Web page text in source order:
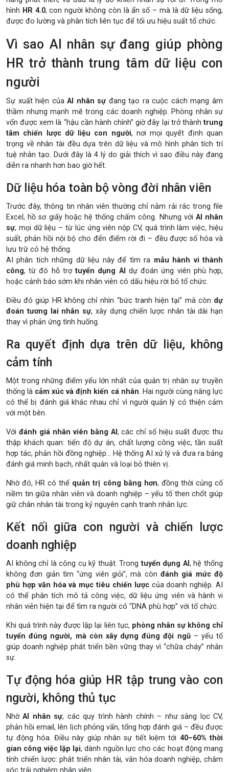
hình HR 4.0, con người không còn là ẩn số – mà là dữ liệu sống,
được đo lường và phân tích liên tục để tối ưu hiệu suất tổ chức.
Vì sao AI nhân sự đang giúp phòng
HR trở thành trung tâm dữ liệu con
người
Sự xuất hiện củaAI nhân sựđang tạo ra cuộc cách mạng âm
thầm nhưng mạnh mẽ trong các doanh nghiệp. Phòng nhân sự
vốn được xem là “hậu cần hành chính” giờ đây lại trở thànhtrung
tâm chiến lược dữ liệu con người, nơi mọi quyết định quan
trọng về nhân tài đều dựa trên dữ liệu và mô hình phân tích trí
tuệ nhân tạo. Dưới đây là 4 lý do giải thích vì sao điều này đang
diễn ra nhanh hơn bao giờ hết.
Dữ liệu hóa toàn bộ vòng đời nhân viên
Trước đây, thông tin nhân viên thường chỉ nằm rải rác trong file
Excel, hồ sơ giấy hoặc hệ thống chấm công. Nhưng với AI nhân
sự, mọi dữ liệu – từ lúc ứng viên nộp CV, quá trình làm việc, hiệu
suất, phản hồi nội bộ cho đến điểm rời đi – đều được số hóa và
lưu trữ có hệ thống.
AI phân tích những dữ liệu này để tìm ra mẫu hành vi thành
công, từ đó hỗ trợtuyển dụng AI dự đoán ứng viên phù hợp,
hoặc cảnh báo sớm khi nhân viên có dấu hiệu rời bỏ tổ chức.
Điều đó giúp HR không chỉ nhìn “bức tranh hiện tại” mà còn dự
đoán tương lai nhân sự, xây dựng chiến lược nhân tài dài hạn
thay vì phản ứng tình huống.
Ra quyết định dựa trên dữ liệu, không
cảm tính
Một trong những điểm yếu lớn nhất của quản trị nhân sự truyền
thống là cảm xúc và định kiến cá nhân. Hai người cùng năng lực
có thể bị đánh giá khác nhau chỉ vì người quản lý có thiện cảm
với một bên.
Với đánh giá nhân viên bằng AI, các chỉ số hiệu suất được thu
thập khách quan: tiến độ dự án, chất lượng công việc, tần suất
hợp tác, phản hồi đồng nghiệp… Hệ thống AI xử lý và đưa ra bảng
đánh giá minh bạch, nhất quán và loại bỏ thiên vị.
Nhờ đó, HR có thể quản trị công bằng hơn, đồng thời củng cố
niềm tin giữa nhân viên và doanh nghiệp – yếu tố then chốt giúp
giữ chân nhân tài trong kỷ nguyên cạnh tranh nhân lực.
Kết nối giữa con người và chiến lược
doanh nghiệp
AI không chỉ là công cụ kỹ thuật. Trongtuyển dụng AI, hệ thống
không đơn giản tìm “ứng viên giỏi”, mà còn đánh giá mức độ
phù hợp văn hóa và mục tiêu chiến lượccủa doanh nghiệp. AI
có thể phân tích mô tả công việc, dữ liệu ứng viên và hành vi
nhân viên hiện tại để tìm ra người có “DNA phù hợp” với tổ chức.
Khi quá trình này được lặp lại liên tục, phòng nhân sự không chỉ
tuyển đúng người, mà còn xây dựng đúng đội ngũ– yếu tố
giúp doanh nghiệp phát triển bền vững thay vì “chữa cháy” nhân
sự.
Tự động hóa giúp HR tập trung vào con
người, không thủ tục
NhờAI nhân sự, các quy trình hành chính – như sàng lọc CV,
phản hồi email, lên lịch phỏng vấn, tổng hợp đánh giá – đều được
tự động hóa. Điều này giúp nhân sự tiết kiệm tới 40–60% thời
gian công việc lặp lại, dành nguồn lực cho các hoạt động mang
tính chiến lược: phát triển nhân tài, văn hóa doanh nghiệp, chăm
sóc trải nghiệm nhân viên.